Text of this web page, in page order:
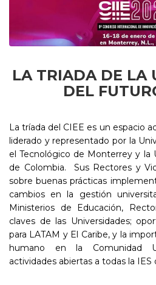
LA TRIADA DE LA
DEL
La tríada del CIEE es un espacio
liderado y representado por la
el Tecnológico de Monterrey y la
de Colombia. Sus Rectores y
sobre buenas prácticas
cambios en la gestión
Ministerios de Educación,
claves de las Universidades;
para LATAM y El Caribe, y la
humano en la Comunidad
actividades abiertas a todas la IES